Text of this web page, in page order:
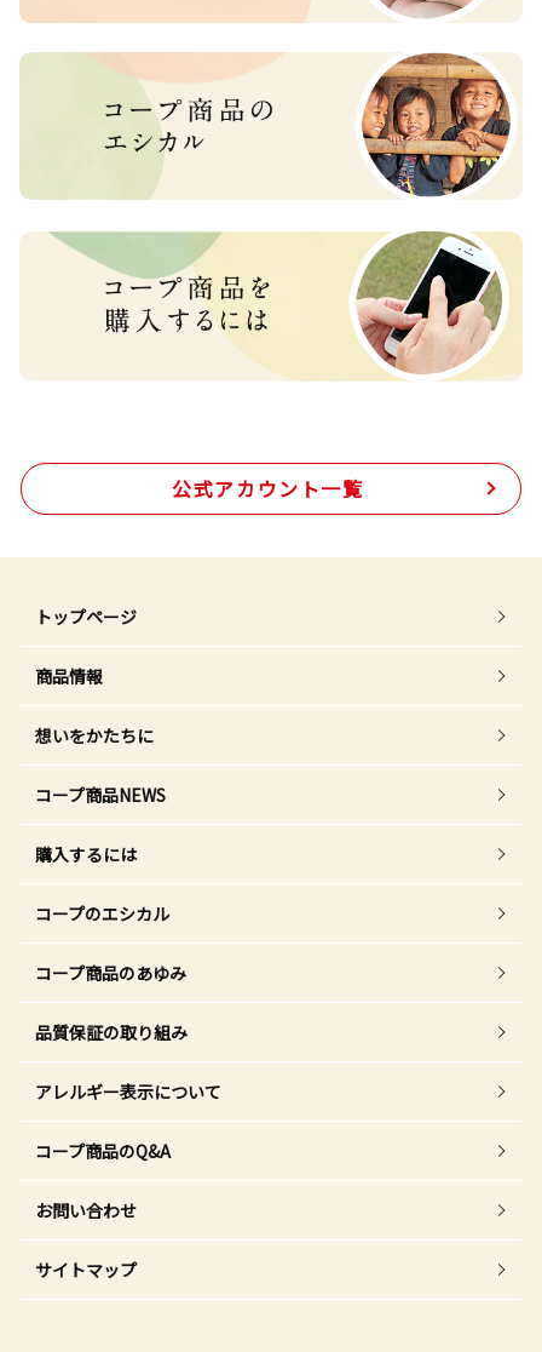
公式アカウント一覧
トップページ
商品情報
想いをかたちに
コープ商品NEWS
購入するには
コープのエシカル
コープ商品のあゆみ
品質保証の取り組み
アレルギー表示について
コープ商品のQ&A
お問い合わせ
サイトマップ